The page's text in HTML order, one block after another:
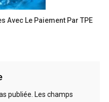
Avec Le Paiement Par TPE
publiée. Les champs